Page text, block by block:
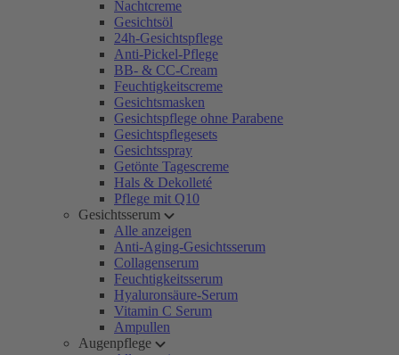
Nachtcreme
Gesichtsöl
24h-Gesichtspflege
Anti-Pickel-Pflege
BB- & CC-Cream
Feuchtigkeitscreme
Gesichtsmasken
Gesichtspflege ohne Parabene
Gesichtspflegesets
Gesichtsspray
Getönte Tagescreme
Hals & Dekolleté
Pflege mit Q10
Gesichtsserum
Alle anzeigen
Anti-Aging-Gesichtsserum
Collagenserum
Feuchtigkeitsserum
Hyaluronsäure-Serum
Vitamin C Serum
Ampullen
Augenpflege